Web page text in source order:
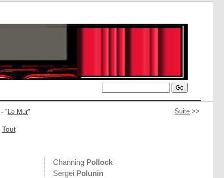
Suite >>
- " Le Mur"
Tout
Channing Pollock
Sergei Polunin